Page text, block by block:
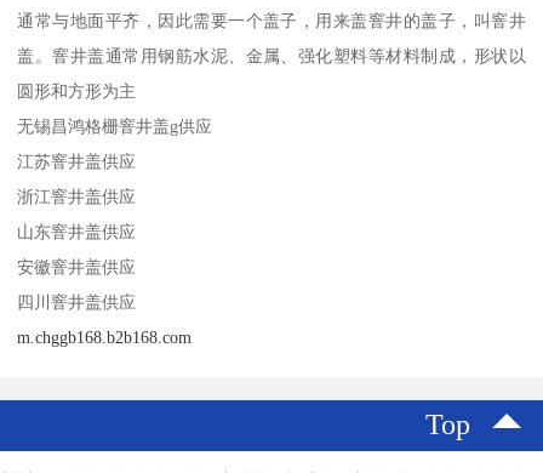
通常与地面平齐，因此需要一个盖子，用来盖窨井的盖子，叫窨井
盖。窨井盖通常用钢筋水泥、金属、强化塑料等材料制成，形状以
圆形和方形为主
无锡昌鸿格栅窨井盖g供应
江苏窨井盖供应
浙江窨井盖供应
山东窨井盖供应
安徽窨井盖供应
四川窨井盖供应
m.chggb168.b2b168.com
Top